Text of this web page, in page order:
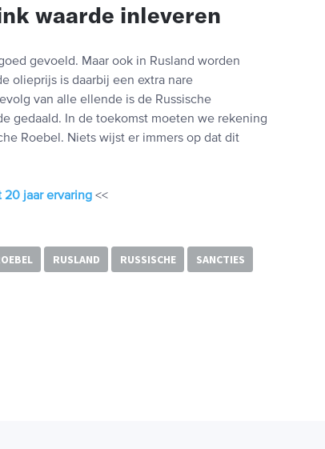
waarde inleveren
gevoeld. Maar ook in Rusland worden
olieprijs is daarbij een extra nare
van alle ellende is de Russische
gedaald. In de toekomst moeten we rekening
Roebel. Niets wijst er immers op dat dit
20 jaar ervaring <<
RUSLAND RUSSISCHE SANCTIES